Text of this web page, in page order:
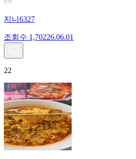
지니6327
조회수 1,70226.06.01
22